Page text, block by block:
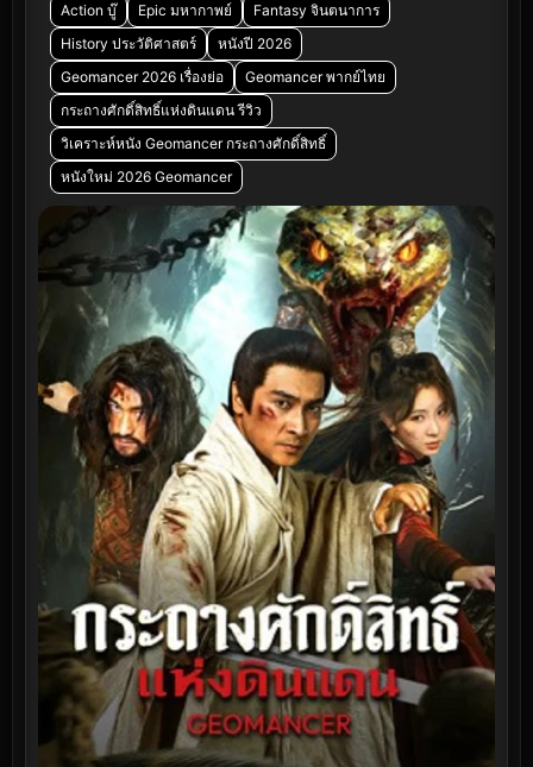
Action บู๊ Epic มหากาพย์
Fantasy จินตนาการ
History ประวัติศาสตร์
หนังปี 2026
Geomancer 2026 เรื่องย่อ
Geomancer พากย์ไทย
กระถางศักดิ์สิทธิ์แห่งดินแดน รีวิว
วิเคราะห์หนัง Geomancer กระถางศักดิ์สิทธิ์
หนังใหม่ 2026 Geomancer